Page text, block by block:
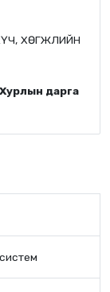
ХӨГЖЛИЙН
Хурлын дарга